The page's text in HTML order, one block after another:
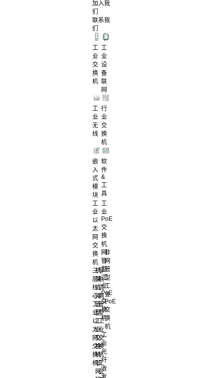
加入我
们
联系我
们
工
业
交
换
机
工
业
设
备
联
网
工
业
无
线
行
业
交
换
机
嵌
入
式
模
块
软
件
&
工
具
工
业
以
太
网
交
换
机
三
层
核
心
工
业
以
太
网
交
换
机
机
架
式
网
管
型
工
业
交
换
机
导
轨
式
网
管
型
工
业
交
换
机
非
网
工
业
工
业
PoE
交
换
机
网
管
型
工
业
PoE
交
换
机
非
网
管
型
工
业
PoE
交
换
机
工
业
光
纤
收